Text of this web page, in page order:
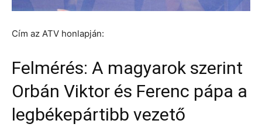
Cím az ATV honlapján:
Felmérés: A magyarok szerint
Orbán Viktor és Ferenc pápa a
legbékepártibb vezető